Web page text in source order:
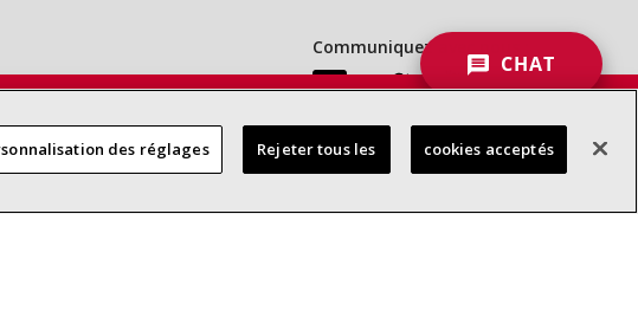
DÉPOSITAIRES
Communiquez avec nous :
CHAT
des réglages Rejeter tous les cookies acceptés